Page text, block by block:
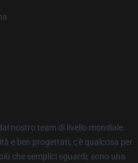
nostro team di livello mondiale.
e ben progettati, c'è qualcosa per
che semplici sguardi, sono una